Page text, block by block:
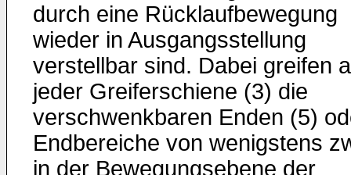
durch eine Rücklaufbewegung
wieder in Ausgangsstellung
verstellbar sind. Dabei greifen
jeder Greiferschiene (3) die
verschwenkbaren Enden (5)
Endbereiche von wenigstens
in der Bewegungsebene der